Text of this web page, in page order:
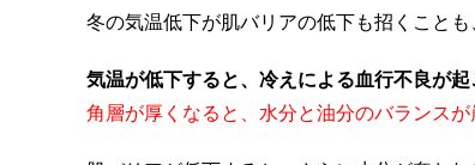
冬の気温低下が肌バリアの低下も招くことも
気温が低下すると、冷えによる血行不良が起
角層が厚くなると、水分と油分のバランス